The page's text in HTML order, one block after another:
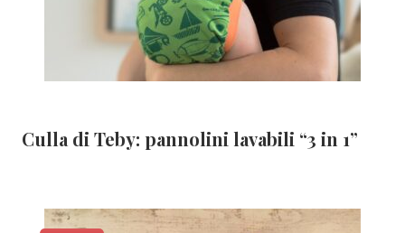
Culla di Teby: pannolini lavabili “3 in 1”